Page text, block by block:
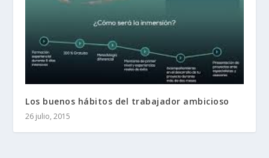
Los buenos hábitos del trabajador ambicioso
26 julio, 2015